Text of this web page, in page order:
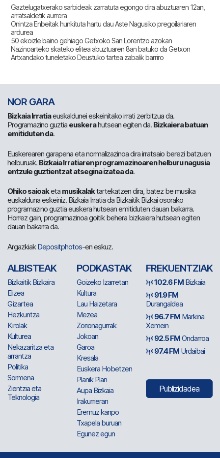
Gaztelugatxerako sarbideak zarratuta egongo dira abuztuaren 12an,
arratsaldetik aurrera
Onintza Enbeitak hunkituta hartu dau Aste Nagusiko pregoilariaren
ardurea
50 ekoizle baino gehiago Getxoko San Lorentzo azokan
Nazinoarteko skateko elitea abuztuaren 8an batuko da Getxon
Artxandako tuneletako Deustuko tartea zabalik barriro
NOR GARA
Bizkaia Irratiaeuskaldunei eskeinitako irrati zerbitzua da.
Programazino guztia euskerahutsean egiten da. Bizkaiera batuan
emitiduten da.
Euskerearen garapena eta normalizazinoa dira irratsaio berezi batzuen
helburuak. Bizkaia Irratiaren programazinoaren helburu nagusia
entzule guztientzat atsegina izatea da.
Ohiko saioaketa musikalaktartekatzen dira, batez be musika
euskalduna eskeiniz. Bizkaia Irratia da Bizkaitik Bizkai osorako
programazino guztia euskera hutsean emitiduten dauan bakarra.
Horrez gain, programazinoa goitik behera bizkaiera hutsean egiten
dauan bakarra da.
ArgazkiakDepositphotos-en eskuz.
ALBISTEAK
Bizkaitik Bizkaira
Elizea
Gizartea
Hezkuntza
Kirolak
Kulturea
Nekazaritza eta
arrantza
Politika
Sormena
Zientzia eta
Teknologia
PODKASTAK
Goizeko Izarretan
Kultura
Lau Haizetara
Mezea
Zorionagurrak
Jokoan
Garoa
Kresala
Euskera Hobetzen
Planik Plan
Aupa Bizkaia
Irakurrieran
Eremuz kanpo
Txapela buruan
Egunez egun
FREKUENTZIAK
102.6 FM Bizkaia
91.9 FM
Durangaldea
96.7 FM Markina
Xemein
92.5 FMOndarroa
97.4 FM Urdaibai
Publizidadea